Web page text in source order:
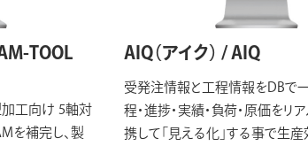
TOOL
加工向け 5軸対
を補完し、製
AIQ（アイク） / AIQ
受発注情報と工程情報をDBで一
程・進捗・実績・負荷・原価をリ
携して「見える化」する事で生産